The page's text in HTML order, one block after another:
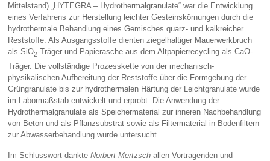
Mittelstand) „HYTEGRA – Hydrothermalgranulate“ war die Entwicklung
eines Verfahrens zur Herstellung leichter Gesteinskörnungen durch die
hydrothermale Behandlung eines Gemisches quarz- und kalkreicher
Reststoffe. Als Ausgangsstoffe dienten ziegelhaltiger Mauerwerkbruch
als SiO2-Träger und Papierasche aus dem Altpapierrecycling als CaO-
Träger. Die vollständige Prozesskette von der mechanisch-
physikalischen Aufbereitung der Reststoffe über die Formgebung der
Grüngranulate bis zur hydrothermalen Härtung der Leichtgranulate wurde
im Labormaßstab entwickelt und erprobt. Die Anwendung der
Hydrothermalgranulate als Speichermaterial zur inneren Nachbehandlung
von Beton und als Pflanzsubstrat sowie als Filtermaterial in Bodenfiltern
zur Abwasserbehandlung wurde untersucht.
Im Schlusswort dankteNorbert Mertzsch allen Vortragenden und